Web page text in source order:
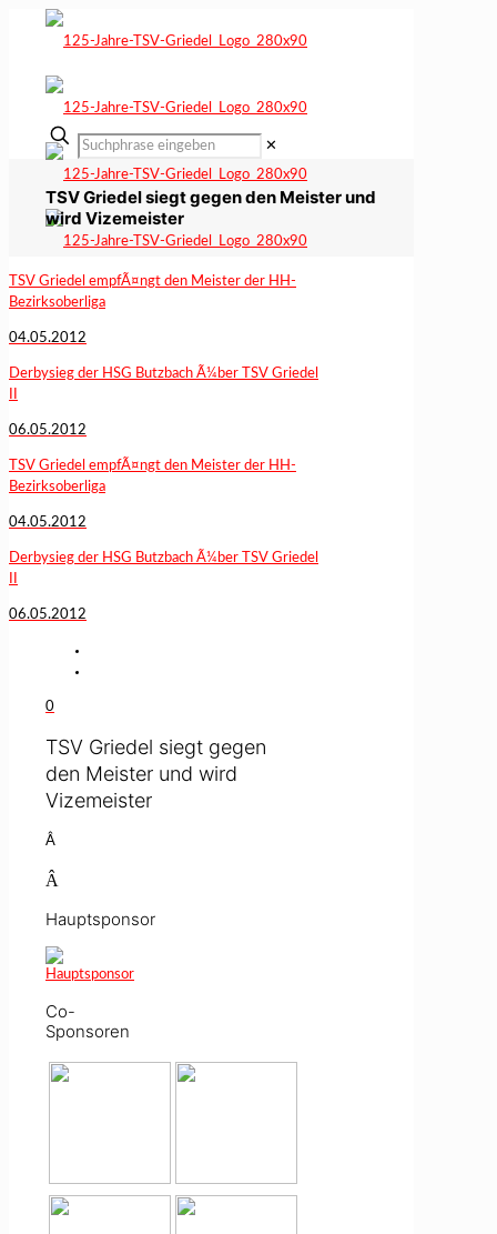
✕
TSV Griedel siegt gegen den Meister und
wird Vizemeister
TSV Griedel empfÃ¤ngt den Meister der HH-
Bezirksoberliga
04.05.2012
Derbysieg der HSG Butzbach Ã¼ber TSV Griedel
06.05.2012
TSV Griedel empfÃ¤ngt den Meister der HH-
Bezirksoberliga
04.05.2012
Derbysieg der HSG Butzbach Ã¼ber TSV Griedel
06.05.2012
0
TSV Griedel siegt gegen
den Meister und wird
Vizemeister
Â
Â
Hauptsponsor
Co-
Sponsoren